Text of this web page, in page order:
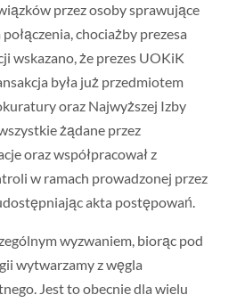
przez osoby sprawujące
chociażby prezesa
wskazano, że prezes UOKiK
była już przedmiotem
oraz Najwyższej Izby
żądane przez
oraz współpracował z
w ramach prowadzonej przez
akta postępowań.
wyzwaniem, biorąc pod
wytwarzamy z węgla
Jest to obecnie dla wielu